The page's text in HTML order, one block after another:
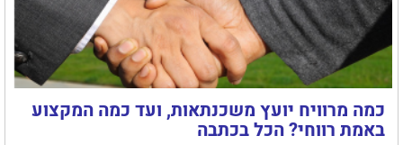
כמה מרוויח יועץ משכנתאות, ועד כמה המקצוע
באמת רווחי? הכל בכתבה